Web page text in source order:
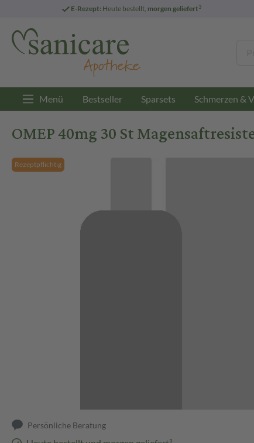
E-Rezept: Heute bestellt, morgen geliefert3
Menü Bestseller Sparsets Schmerzen &
OMEP 40mg 30 St
Rezeptpflichtig
Persönliche Beratung